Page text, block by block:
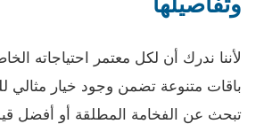
لأننا ندرك أن لكل معتمر احتياجاته
باقات متنوعة تضمن وجود خيار مثالي
تبحث عن الفخامة المطلقة أو أفضل